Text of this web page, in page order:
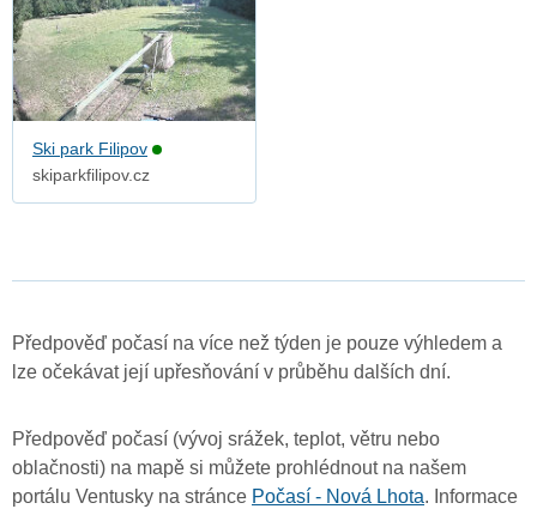
Ski park Filipov
skiparkfilipov.cz
Předpověď počasí na více než týden je pouze výhledem a
lze očekávat její upřesňování v průběhu dalších dní.
Předpověď počasí (vývoj srážek, teplot, větru nebo
oblačnosti) na mapě si můžete prohlédnout na našem
portálu Ventusky na stránce Počasí - Nová Lhota. Informace